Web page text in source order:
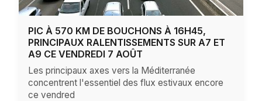
PIC À 570 KM DE BOUCHONS À 16H45,
PRINCIPAUX RALENTISSEMENTS SUR A7 ET
A9 CE VENDREDI 7 AOÛT
Les principaux axes vers la Méditerranée
concentrent l'essentiel des flux estivaux encore
ce vendred